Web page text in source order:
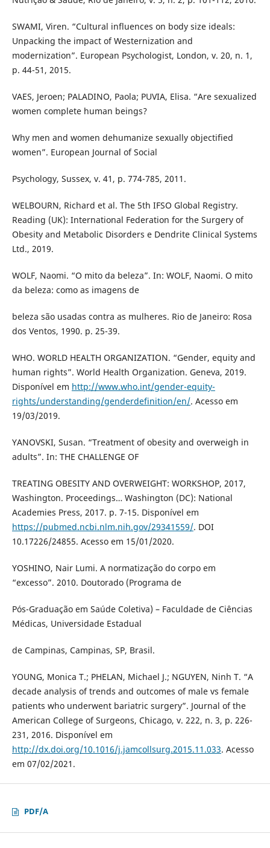
SWAMI, Viren. “Cultural influences on body size ideals:
Unpacking the impact of Westernization and
modernization”. European Psychologist, London, v. 20, n. 1,
p. 44-51, 2015.
VAES, Jeroen; PALADINO, Paola; PUVIA, Elisa. “Are sexualized
women complete human beings?
Why men and women dehumanize sexually objectified
women”. European Journal of Social
Psychology, Sussex, v. 41, p. 774-785, 2011.
WELBOURN, Richard et al. The 5th IFSO Global Registry.
Reading (UK): International Federation for the Surgery of
Obesity and Metabolic Disorders e Dendrite Clinical Systems
Ltd., 2019.
WOLF, Naomi. “O mito da beleza”. In: WOLF, Naomi. O mito
da beleza: como as imagens de
beleza são usadas contra as mulheres. Rio de Janeiro: Rosa
dos Ventos, 1990. p. 25-39.
WHO. WORLD HEALTH ORGANIZATION. “Gender, equity and
human rights”. World Health Organization. Geneva, 2019.
Disponível em http://www.who.int/gender-equity-
rights/understanding/genderdefinition/en/. Acesso em
19/03/2019.
YANOVSKI, Susan. “Treatment of obesity and overweigh in
adults”. In: THE CHALLENGE OF
TREATING OBESITY AND OVERWEIGHT: WORKSHOP, 2017,
Washington. Proceedings… Washington (DC): National
Academies Press, 2017. p. 7-15. Disponível em
https://pubmed.ncbi.nlm.nih.gov/29341559/. DOI
10.17226/24855. Acesso em 15/01/2020.
YOSHINO, Nair Lumi. A normatização do corpo em
“excesso”. 2010. Doutorado (Programa de
Pós-Graduação em Saúde Coletiva) – Faculdade de Ciências
Médicas, Universidade Estadual
de Campinas, Campinas, SP, Brasil.
YOUNG, Monica T.; PHELAN, Michael J.; NGUYEN, Ninh T. “A
decade analysis of trends and outcomes of male vs female
patients who underwent bariatric surgery”. Journal of the
American College of Surgeons, Chicago, v. 222, n. 3, p. 226-
231, 2016. Disponível em
http://dx.doi.org/10.1016/j.jamcollsurg.2015.11.033. Acesso
em 07/02/2021.
PDF/A